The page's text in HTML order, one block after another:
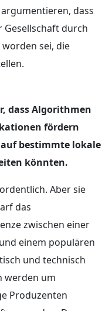
dass
durch
sei, die
dass Algorithmen
fördern
bestimmte lokale
könnten.
Aber sie
das
zwischen einer
einem populären
und technisch
werden um
Produzenten